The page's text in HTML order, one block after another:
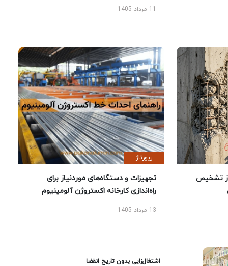
تشخیص
رپورتاژ
تجهیزات و دستگاه‌های موردنیاز برای
راه‌اندازی کارخانه اکستروژن آلومینیوم
13 مرداد 1405
اشتغال‌زایی بدون تاریخ انقضا